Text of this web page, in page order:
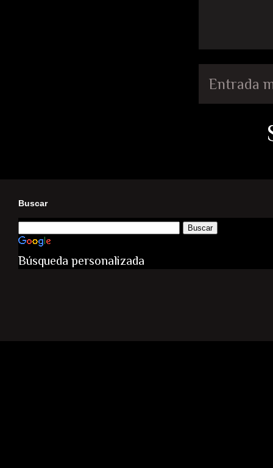
Entrada
Buscar
Búsqueda personalizada